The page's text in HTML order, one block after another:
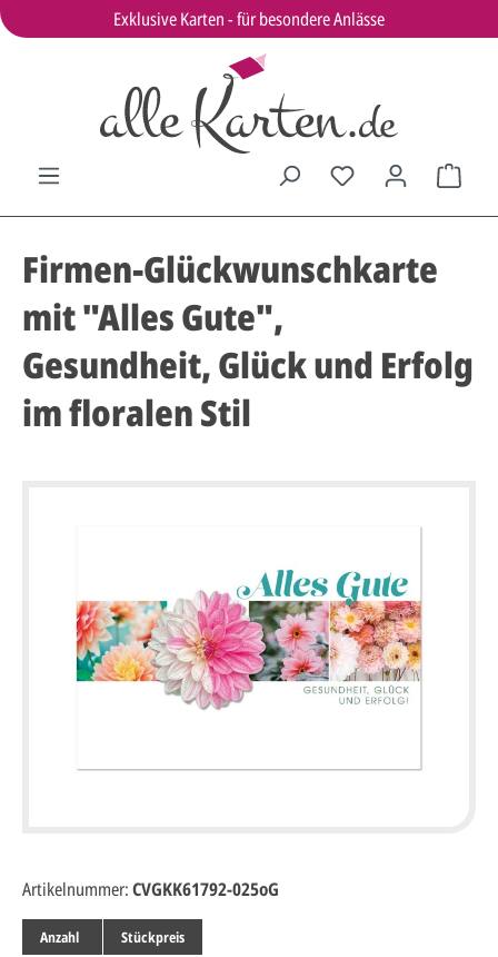
Exklusive Karten - für besondere Anlässe
Firmen-Glückwunschkarte
mit "Alles Gute",
Gesundheit, Glück und Erfolg
im floralen Stil
Anzahl
Stückpreis
Artikelnummer:CVGKK61792-025oG